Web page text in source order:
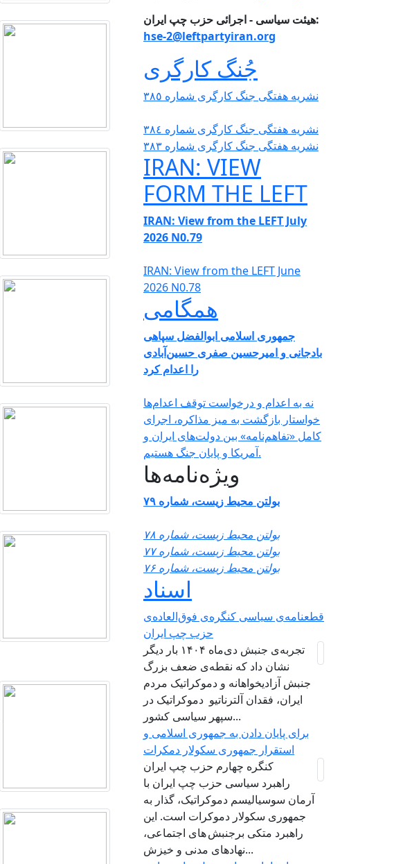
هیئت سیاسی - اجرائی حزب چپ ایران:
hse-2@leftpartyiran.org
جُنگ کارگری
نشریە هفتگی جنگ کارگری شمارە ٣٨٥
نشریە هفتگی جنگ کارگری شمارە ٣٨٤
نشریە هفتگی جنگ کارگری شمارە ٣٨٣
IRAN: VIEW
FORM THE LEFT
IRAN: View from the LEFT July
2026 N0.79
IRAN: View from the LEFT June
2026 N0.78
همگامی
جمهوری اسلامی ابوالفضل سپاهی
بادجانی و امیرحسین صفری حسین‌آبادی
را اعدام کرد
نه به اعدام و درخواست توقف اعدام‌ها
خواستار بازگشت به میز مذاکره، اجرای
کامل «تفاهم‌نامه» بین دولت‌های ایران و
آمریکا و پایان جنگ هستیم.
ویژه‌نامه‌ها
بولتن محیط زیست، شماره ۷۹
بولتن محیط زیست، شماره ۷۸
بولتن محیط زیست، شماره ۷۷
بولتن محیط زیست، شماره ۷۶
اسناد
قطعنامه‌ی سیاسی کنگره‌ی فوق‌العاده‌ی
حزب چپ ایران
تجربه‌ی جنبش دی‌ماه ۱۴۰۴ بار دیگر
نشان داد که نقطه‌ی ضعف بزرگ
جنبش آزادیخواهانه و دموکراتیک مردم
ایران، فقدان آلترناتیو دموکراتیک در
سپهر سیاسی کشور...
برای پایان دادن به جمهوری اسلامی و
استقرار جمهوری سکولار دمکرات
کنگره چهارم حزب چپ ایران
راهبرد سياسی حزب چپ ایران با
آرمان سوسیالیسم دموکراتیک، گذار به
جمهوری سکولار دموکرات است. این
راهبرد متکی برجنبش های اجتماعی،
نهادهای مدنی و خیزش‌...